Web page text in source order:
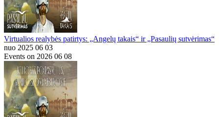
Virtualios realybės patirtys: „Angelų takais“ ir „Pasaulių sutvėrimas“
nuo 2025 06 03
Events on 2026 06 08